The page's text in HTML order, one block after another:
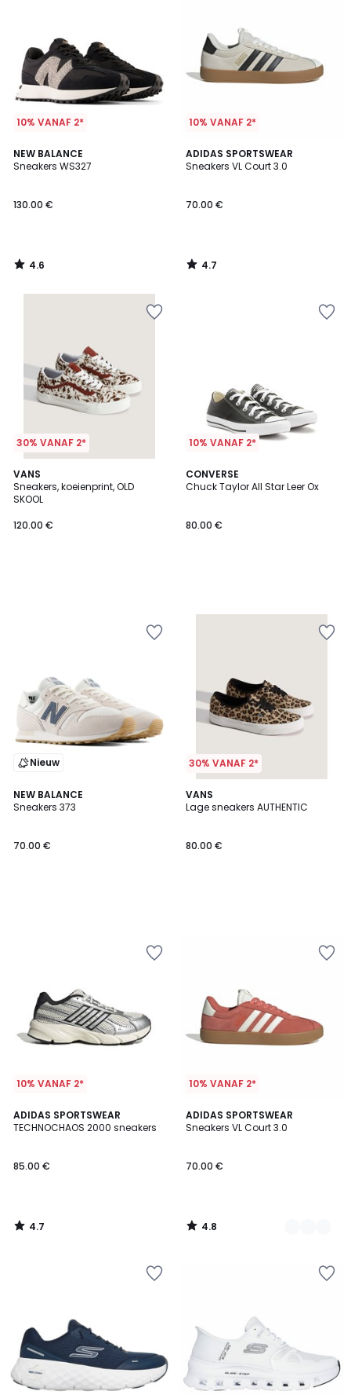
10% VANAF 2*
NEW BALANCE
Sneakers WS327
130.00 €
4.6
/ 5
4.6
/
10% VANAF 2*
ADIDAS SPORTSWEAR
Sneakers VL Court 3.0
70.00 €
4.7
/ 5
4.7
/
30% VANAF 2*
VANS
Sneakers, koeienprint, OLD
SKOOL
120.00 €
10% VANAF 2*
CONVERSE
Chuck Taylor All Star Leer Ox
80.00 €
Nieuw
NEW BALANCE
Sneakers 373
70.00 €
30% VANAF 2*
VANS
Lage sneakers AUTHENTIC
80.00 €
10% VANAF 2*
ADIDAS SPORTSWEAR
TECHNOCHAOS 2000 sneakers
85.00 €
4.7
/ 5
4.7
/
10% VANAF 2*
ADIDAS SPORTSWEAR
Sneakers VL Court 3.0
70.00 €
4.8
/ 5
5
Kleuren
4.8
/